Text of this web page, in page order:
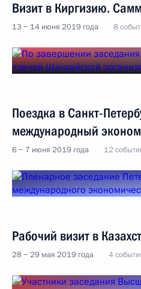
Визит в Киргизию.
13 − 14 июня 2019 года 8
Поездка в Санкт-
международный
6 − 7 июня 2019 года 12
Рабочий визит в
28 − 29 мая 2019 года 4